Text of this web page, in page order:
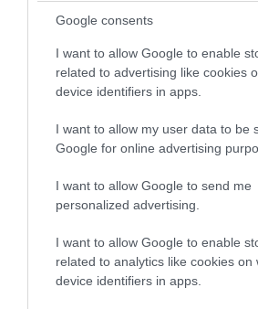
Google consents
I want to allow Google to enable
related to advertising like cookies
device identifiers in apps.
I want to allow my user data to be
Google for online advertising
I want to allow Google to send me
personalized advertising.
I want to allow Google to enable
related to analytics like cookies on
device identifiers in apps.
08.08.2026 | 09:02
«Η απόλυτη τραγωδία»: Η
του Αρκά για τα τατουάζ (φωτο)